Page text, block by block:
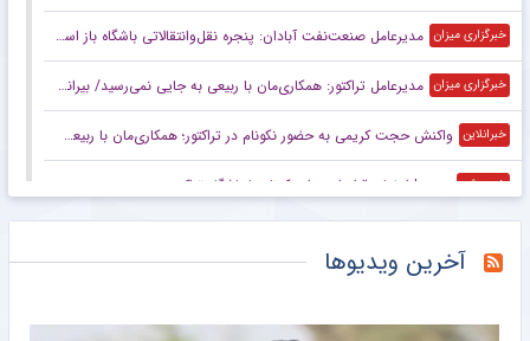
خبرگزاری میزان مدیرعامل صنعت‌نفت آبادان: پنجره نقل‌وانتقالاتی باشگاه باز است/ مشکلی برای ثبت قرارداد‌ها نداریم
خبرگزاری میزان مدیرعامل تراکتور: همکاری‌مان با ربیعی به جایی نمی‌رسید/ بیرانوند سرباز نیست
خبرانلاین واکنش حجت کریمی به حضور نکونام در تراکتور؛ همکاری‌مان با ربیعی به جایی نمی‌رسید!
خبرورزشی ویدیو| امضای قرارداد جواد نکونام با باشگاه تراکتور
گلر خارجی استقلال سه شنبه شب در تهران؟
خبرورزشی ویدیو| درگیری شهاب زاهدی با نیکلاس جکسون!
آخرین ویدیوها